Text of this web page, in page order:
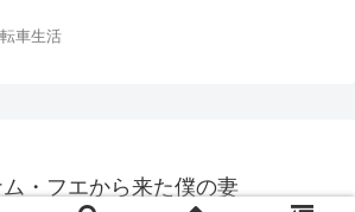
車生活
・フエから来た僕の妻